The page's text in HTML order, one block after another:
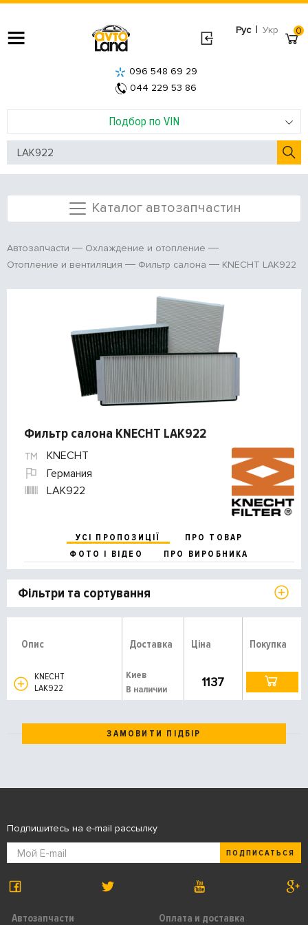
Рус | Укр
Подбор по VIN
096 548 69 29
044 229 53 86
0
Каталог автозапчастин
Автозапчасти
Охлаждение и отопление
Отопление и вентиляция
Фильтр салона KNECHT LAK922
Фильтр салона KNECHT LAK922
KNECHT
Германия
LAK922
УСІ ПРОПОЗИЦІЇ
ПРО ТОВАР
ФОТО І ВІДЕО
ПРО ВИРОБНИКА
Фільтри та сортування
Опис Доставка Ціна Покупка
KNECHT
LAK922
Киев
В наличии
1137
ЗАМОВИТИ ПІДБІР
Автозапчасти Оплата и доставка
Подпишитесь на e-mail рассылку
ПОДПИСАТЬСЯ